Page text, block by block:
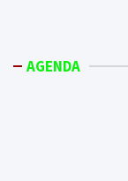
AGENDA